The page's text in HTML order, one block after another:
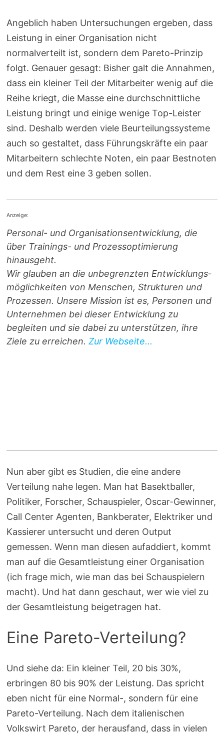
Angeblich haben Untersuchungen ergeben, dass
Leistung in einer Organisation nicht
normalverteilt ist, sondern dem Pareto-Prinzip
folgt. Genauer gesagt: Bisher galt die Annahmen,
dass ein kleiner Teil der Mitarbeiter wenig auf die
Reihe kriegt, die Masse eine durchschnittliche
Leistung bringt und einige wenige Top-Leister
sind. Deshalb werden viele Beurteilungssysteme
auch so gestaltet, dass Führungskräfte ein paar
Mitarbeitern schlechte Noten, ein paar Bestnoten
und dem Rest eine 3 geben sollen.
Anzeige:
Personal- und Orga­ni­sa­ti­ons­entwicklung, die
über Trainings- und Prozess­optimierung
hinausgeht.
Wir glauben an die unbegrenzten Entwicklungs­
möglichkeiten von Menschen, Strukturen und
Prozessen. Unsere Mission ist es, Personen und
Unternehmen bei dieser Entwicklung zu
begleiten und sie dabei zu unterstützen, ihre
Ziele zu erreichen.Zur Webseite...
Nun aber gibt es Studien, die eine andere
Verteilung nahe legen. Man hat Basektballer,
Politiker, Forscher, Schauspieler, Oscar-Gewinner,
Call Center Agenten, Bankberater, Elektriker und
Kassierer untersucht und deren Output
gemessen. Wenn man diesen aufaddiert, kommt
man auf die Gesamtleistung einer Organisation
(ich frage mich, wie man das bei Schauspielern
macht). Und hat dann geschaut, wer wie viel zu
der Gesamtleistung beigetragen hat.
Eine Pareto-Verteilung?
Und siehe da: Ein kleiner Teil, 20 bis 30%,
erbringen 80 bis 90% der Leistung. Das spricht
eben nicht für eine Normal-, sondern für eine
Pareto-Verteilung. Nach dem italienischen
Volkswirt Pareto, der herausfand, dass in vielen